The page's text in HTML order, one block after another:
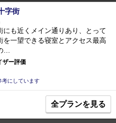
字街
にも近くメイン通りあり、とって
を一望できる寝室とアクセス最高
…
ザー評価
考にしています
全プランを見る